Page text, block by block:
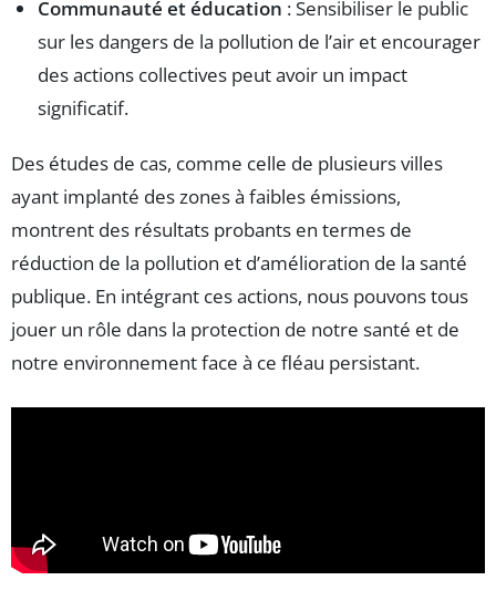
Communauté et éducation : Sensibiliser le public
sur les dangers de la pollution de l’air et encourager
des actions collectives peut avoir un impact
significatif.
Des études de cas, comme celle de plusieurs villes
ayant implanté des zones à faibles émissions,
montrent des résultats probants en termes de
réduction de la pollution et d’amélioration de la santé
publique. En intégrant ces actions, nous pouvons tous
jouer un rôle dans la protection de notre santé et de
notre environnement face à ce fléau persistant.